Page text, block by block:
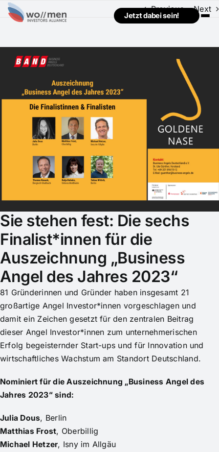
Jetzt dabei sein!
Previous Next
Larger
Sie stehen fest: Die sechs
Finalist*innen für die
Auszeichnung „Business
Angel des Jahres 2023“
81 Gründerinnen und Gründer haben insgesamt 21
großartige Angel Investor*innen vorgeschlagen und
damit ein Zeichen gesetzt für den zentralen Beitrag
dieser Angel Investor*innen zum unternehmerischen
Erfolg begeisternder Start-ups und für Innovation und
wirtschaftliches Wachstum am Standort Deutschland.
Nominiert für die Auszeichnung „Business Angel des
Jahres 2023“ sind:
Julia Dous, Berlin
Matthias Frost, Oberbillig
Michael Hetzer, Isny im Allgäu